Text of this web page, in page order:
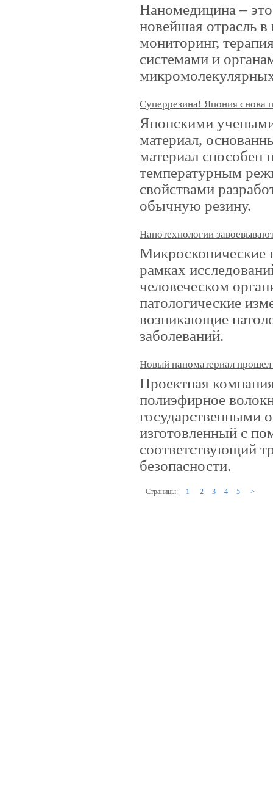
Наномедицина –
новейшая отрасль
мониторинг,
системами и
Суперрезина! Япония снова
Японскими учеными
материал,
материал способен
температурным
свойствами
обычную резину.
Нанотехнологии
Микроскопические
рамках
человеческом
патологические
возникающие
заболеваний.
Новый наноматериал
Проектная
полиэфирное
государственными
изготовленный с
соответствующий
безопасности.
Страницы: 1 2 3 4 5 >